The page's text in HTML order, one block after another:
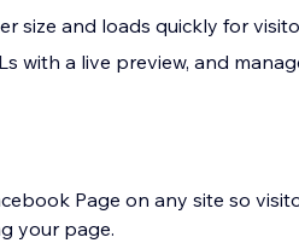
size and loads quickly for
with a live preview, and
Page on any site so
your page.